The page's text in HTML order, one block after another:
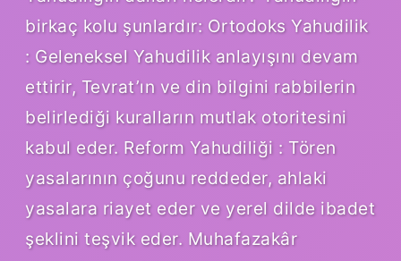
birkaç kolu şunlardır: Ortodoks Yahudilik
: Geleneksel Yahudilik anlayışını devam
ettirir, Tevrat’ın ve din bilgini rabbilerin
belirlediği kuralların mutlak otoritesini
kabul eder. Reform Yahudiliği : Tören
yasalarının çoğunu reddeder, ahlaki
yasalara riayet eder ve yerel dilde ibadet
şeklini teşvik eder. Muhafazakâr